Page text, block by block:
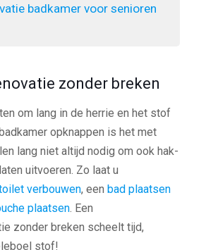
badkamer voor senioren
zonder breken
om lang in de herrie en het stof
opknappen is het met
lang niet altijd nodig om ook hak-
uitvoeren. Zo laat u
verbouwen, een bad plaatsen
plaatsen. Een
zonder breken scheelt tijd,
stof!